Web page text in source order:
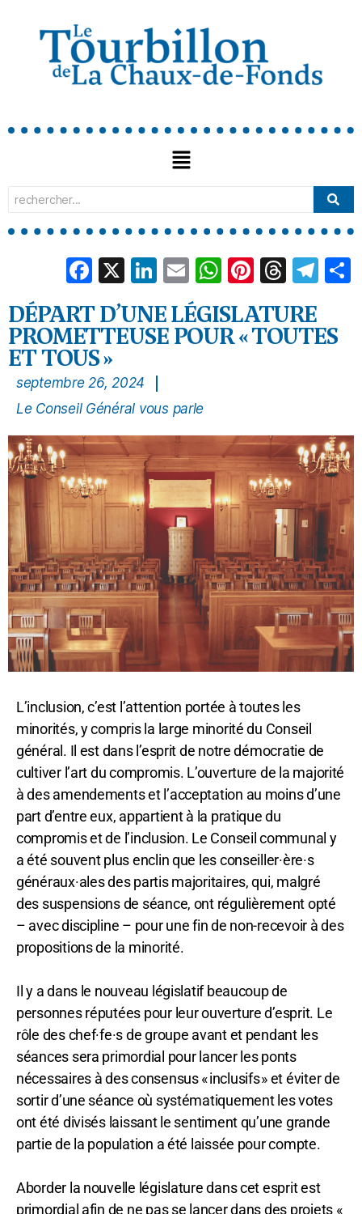
Facebook
X LinkedIn
EmailWhatsApp
Pinterest
DÉPART D’UNE LÉGISLATURE
PROMETTEUSE POUR « TOUTES
ET TOUS »
septembre 26, 2024
Le Conseil Général vous parle
L’inclusion, c’est l’attention portée à toutes les
minorités, y compris la large minorité du Conseil
général. Il est dans l’esprit de notre démocratie de
cultiver l’art du compromis. L’ouverture de la majorité
à des amendements et l’acceptation au moins d’une
part d’entre eux, appartient à la pratique du
compromis et de l’inclusion. Le Conseil communal y
a été souvent plus enclin que les conseiller·ère·s
généraux·ales des partis majoritaires, qui, malgré
des suspensions de séance, ont régulièrement opté
– avec discipline – pour une fin de non-recevoir à des
propositions de la minorité.
Il y a dans le nouveau législatif beaucoup de
personnes réputées pour leur ouverture d’esprit. Le
rôle des chef·fe·s de groupe avant et pendant les
séances sera primordial pour lancer les ponts
nécessaires à des consensus « inclusifs » et éviter de
sortir d’une séance où systématiquement les votes
ont été divisés laissant le sentiment qu’une grande
partie de la population a été laissée pour compte.
Aborder la nouvelle législature dans cet esprit est
primordial afin de ne pas se lancer dans des projets «